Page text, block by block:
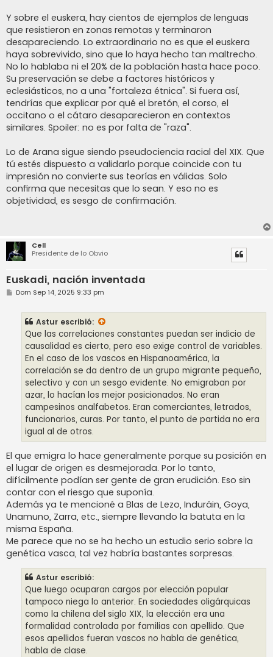
Y sobre el euskera, hay cientos de ejemplos de lenguas
que resistieron en zonas remotas y terminaron
desapareciendo. Lo extraordinario no es que el euskera
haya sobrevivido, sino que lo haya hecho tan maltrecho.
No lo hablaba ni el 20% de la población hasta hace poco.
Su preservación se debe a factores históricos y
eclesiásticos, no a una "fortaleza étnica". Si fuera así,
tendrías que explicar por qué el bretón, el corso, el
occitano o el cátaro desaparecieron en contextos
similares. Spoiler: no es por falta de "raza".
Lo de Arana sigue siendo pseudociencia racial del XIX. Que
tú estés dispuesto a validarlo porque coincide con tu
impresión no convierte sus teorías en válidas. Solo
confirma que necesitas que lo sean. Y eso no es
objetividad, es sesgo de confirmación.
Cell
Presidente de lo Obvio
Euskadi, nación inventada
M
Dom Sep 14, 2025 9:33 pm
Astur escribió:
Que las correlaciones constantes puedan ser indicio de
causalidad es cierto, pero eso exige control de variables.
En el caso de los vascos en Hispanoamérica, la
correlación se da dentro de un grupo migrante pequeño,
selectivo y con un sesgo evidente. No emigraban por
azar, lo hacían los mejor posicionados. No eran
campesinos analfabetos. Eran comerciantes, letrados,
funcionarios, curas. Por tanto, el punto de partida no era
igual al de otros.
El que emigra lo hace generalmente porque su posición en
el lugar de origen es desmejorada. Por lo tanto,
difícilmente podían ser gente de gran erudición. Eso sin
contar con el riesgo que suponía.
Además ya te mencioné a Blas de Lezo, Induráin, Goya,
Unamuno, Zarra, etc., siempre llevando la batuta en la
misma España.
Me parece que no se ha hecho un estudio serio sobre la
genética vasca, tal vez habría bastantes sorpresas.
Astur escribió:
Que luego ocuparan cargos por elección popular
tampoco niega lo anterior. En sociedades oligárquicas
como la chilena del siglo XIX, la elección era una
formalidad controlada por familias con apellido. Que
esos apellidos fueran vascos no habla de genética,
habla de clase.